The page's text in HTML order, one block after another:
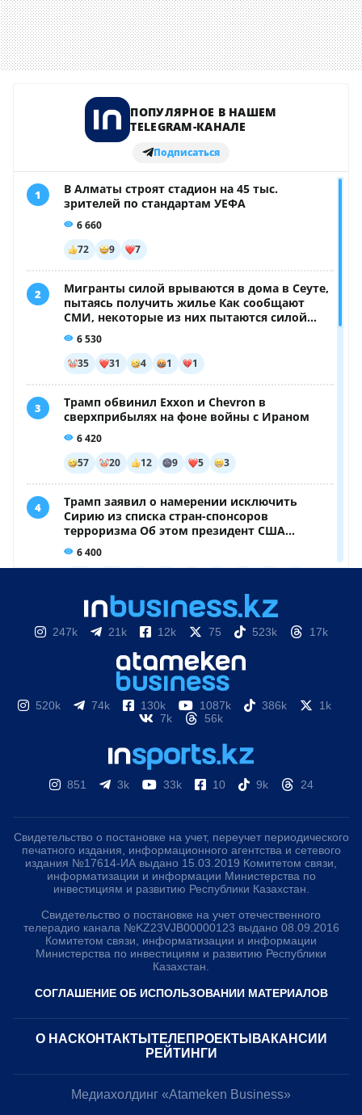
247k 21k 12k 75 523k 17k
520k 74k 130k 1087k 386k
1k
7k
56k
851 3k 33k 10 9k 24
Свидетельство о постановке на учет, переучет периодического
печатного издания, информационного агентства и сетевого
издания №17614-ИА выдано 15.03.2019 Комитетом связи,
информатизации и информации Министерства по
инвестициям и развитию Республики Казахстан.
Свидетельство о постановке на учет отечественного
телерадио канала №KZ23VJB00000123 выдано 08.09.2016
Комитетом связи, информатизации и информации
Министерства по инвестициям и развитию Республики
Казахстан.
СОГЛАШЕНИЕ ОБ ИСПОЛЬЗОВАНИИ МАТЕРИАЛОВ
О НАС КОНТАКТЫ ТЕЛЕПРОЕКТЫ ВАКАНСИИ
РЕЙТИНГИ
Медиахолдинг «Atameken Business»